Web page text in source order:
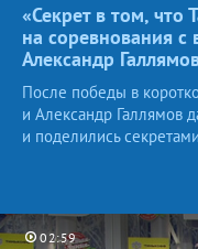
«Секрет в том, что
на соревнования
Александр
После победы в
и Александр Галлямов
и поделились
02:59